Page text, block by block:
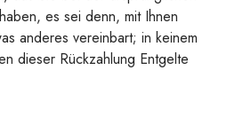
es sei denn, mit Ihnen
anderes vereinbart; in keinem
dieser Rückzahlung Entgelte